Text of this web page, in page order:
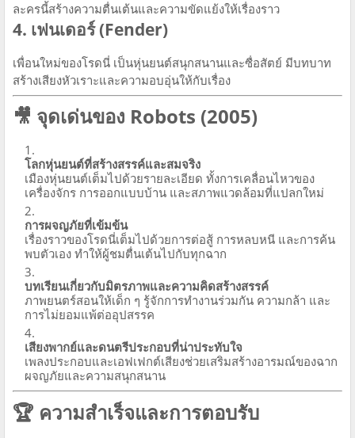
ละครนี้สร้างความตื่นเต้นและความขัดแย้งให้เรื่องราว
4. เฟนเดอร์ (Fender)
เพื่อนใหม่ของโรดนี่ เป็นหุ่นยนต์สนุกสนานและซื่อสัตย์ มีบทบาท
สร้างเสียงหัวเราะและความอบอุ่นให้กับเรื่อง
🎥 จุดเด่นของ Robots (2005)
โลกหุ่นยนต์ที่สร้างสรรค์และสมจริง
เมืองหุ่นยนต์เต็มไปด้วยรายละเอียด ทั้งการเคลื่อนไหวของ
เครื่องจักร การออกแบบบ้าน และสภาพแวดล้อมที่แปลกใหม่
การผจญภัยที่เข้มข้น
เรื่องราวของโรดนี่เต็มไปด้วยการต่อสู้ การหลบหนี และการค้น
พบตัวเอง ทำให้ผู้ชมตื่นเต้นไปกับทุกฉาก
บทเรียนเกี่ยวกับมิตรภาพและความคิดสร้างสรรค์
ภาพยนตร์สอนให้เด็ก ๆ รู้จักการทำงานร่วมกัน ความกล้า และ
การไม่ยอมแพ้ต่ออุปสรรค
เสียงพากย์และดนตรีประกอบที่น่าประทับใจ
เพลงประกอบและเอฟเฟกต์เสียงช่วยเสริมสร้างอารมณ์ของฉาก
ผจญภัยและความสนุกสนาน
🏆 ความสำเร็จและการตอบรับ